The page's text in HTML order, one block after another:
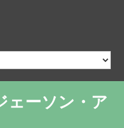
ェーソン・ア